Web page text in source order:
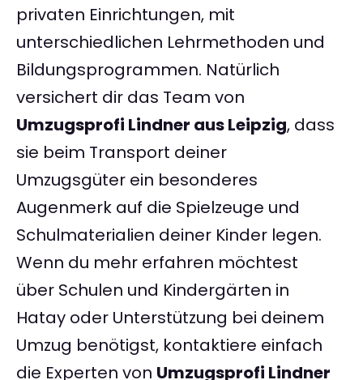
privaten Einrichtungen, mit
unterschiedlichen Lehrmethoden und
Bildungsprogrammen. Natürlich
versichert dir das Team von
Umzugsprofi Lindner aus Leipzig, dass
sie beim Transport deiner
Umzugsgüter ein besonderes
Augenmerk auf die Spielzeuge und
Schulmaterialien deiner Kinder legen.
Wenn du mehr erfahren möchtest
über Schulen und Kindergärten in
Hatay oder Unterstützung bei deinem
Umzug benötigst, kontaktiere einfach
die Experten von Umzugsprofi Lindner